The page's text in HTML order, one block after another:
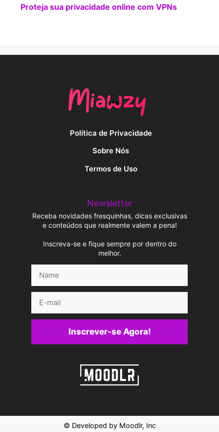
Proteja sua privacidade online com VPNs
Política de Privacidade
Sobre Nós
Termos de Uso
Newsletter
Receba novidades fresquinhas, dicas exclusivas
e conteúdos que realmente valem a pena!
Inscreva-se e fique sempre por dentro do
melhor.
mail
Inscrever-se Agora!